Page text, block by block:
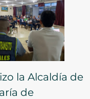
la Alcaldía de
de